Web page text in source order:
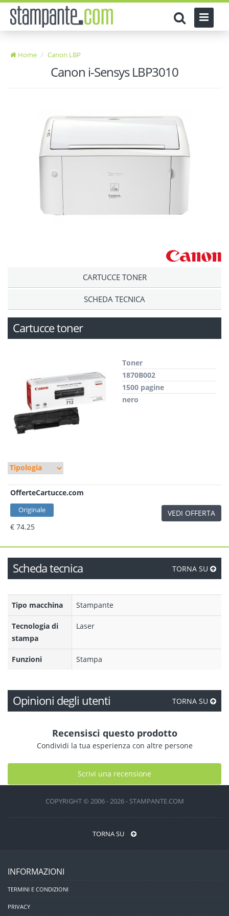
Home Canon LBP
Canon i-Sensys LBP3010
CARTUCCE TONER
SCHEDA TECNICA
Cartucce toner
Toner
1870B002
1500 pagine
nero
OfferteCartucce.com
Originale
€ 74.25
VEDI OFFERTA
Scheda tecnica TORNA SU
Tipo macchina Stampante
Tecnologia di
stampa
Laser
Funzioni Stampa
Opinioni degli utenti TORNA SU
Recensisci questo prodotto
Condividi la tua esperienza con altre persone
Scrivi una recensione
COPYRIGHT © 2006 - 2026 - STAMPANTE.COM
TORNA SU
INFORMAZIONI
TERMINI E CONDIZIONI
PRIVACY